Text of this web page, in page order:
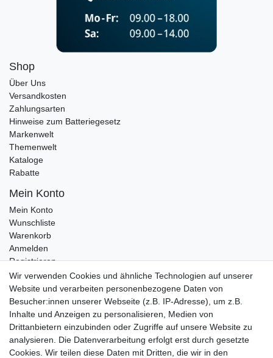
Shop
Über Uns
Versandkosten
Zahlungsarten
Hinweise zum Batteriegesetz
Markenwelt
Themenwelt
Kataloge
Rabatte
Mein Konto
Mein Konto
Wunschliste
Warenkorb
Anmelden
Registrieren
Kontakt
Newsletter Anmeldung
Newsletter Abmeldung
Wir verwenden Cookies und ähnliche Technologien auf unserer
Website und verarbeiten personenbezogene Daten von
Besucher:innen unserer Webseite (z.B. IP-Adresse), um z.B.
Inhalte und Anzeigen zu personalisieren, Medien von
Drittanbietern einzubinden oder Zugriffe auf unsere Website zu
analysieren. Die Datenverarbeitung erfolgt erst durch gesetzte
Cookies. Wir teilen diese Daten mit Dritten, die wir in den